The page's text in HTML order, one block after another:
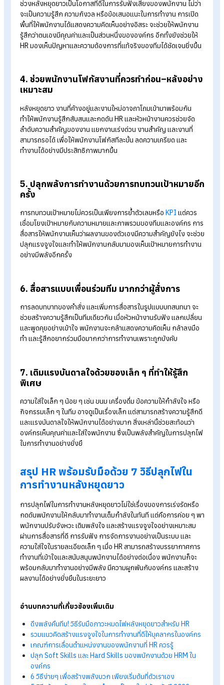
ภาระหนักทันที อาจทำให้รู้สึกตึงเครียดและหมดไฟได้ HR สามารถ
ปรับจังหวะด้วยกิจกรรมเบา ๆ เช่น กิจกรรมละลายพฤติกรรม กา
คุยสั้น ๆ ในทีม หรือกิจกรรมผ่อนคลายเล็กน้อย เพื่อช่วยให้พนักง
ค่อย ๆ รีเซ็ตอารมณ์และพลังงาน พร้อมกลับมาทำงานแบบพลังง
2. สร้างบรรยากาศการทำงานที่ดีด้วยการสื่อสาร
คำพูดและท่าทีของหัวหน้างานและ HR มีผลต่อความรู้สึกของพนัก
อย่างมาก การเลือกใช้การสื่อสารเชิงบวก ให้กำลังใจ และแสดงค
เข้าใจ จะช่วยลดความกดดันและสร้างความรู้สึกปลอดภัยในการ
ทำงาน เมื่อพนักงานรู้สึกดีตั้งแต่เริ่มต้นวันทำงาน ก็จะเปิดใจและ
3. เปิดพื้นที่ให้พนักงานแสดงความคิดเห็น
ช่วงหลังหยุดยาวเป็นโอกาสที่ดีในการรับฟังเสียงของพนักงาน ไม่
จะเป็นความรู้สึก ความกังวล หรือข้อเสนอแนะในการทำงาน การเ
พื้นที่ให้พนักงานได้แสดงความคิดเห็นอย่างอิสระ จะช่วยให้พนักงา
4. ช่วยพนักงานโฟกัสงานที่ควรทำก่อน–หลังอย่
เหมาะสม
หลังหยุดยาว งานที่ค้างอยู่และงานใหม่อาจถาโถมเข้ามาพร้อมกัน
ลำดับความสำคัญของงาน แยกงานเร่งด่วน งานสำคัญ และงานที่
สามารถรอได้ เพื่อให้พนักงานโฟกัสทีละขั้น ลดความเครียด และ
ทำงานได้อย่างมีประสิทธิภาพมากขึ้น
5. ปลุกพลังการทำงานด้วยการทบทวนเป้าหมา
ครั้ง
การทบทวนเป้าหมายไม่ควรเป็นเพียงการย้ำตัวเลขหรือ
เชื่อมโยงเป้าหมายกับความหมายและภาพรวมของทีมและองค์กร
สื่อสารให้พนักงานเห็นว่าผลงานของตัวเองมีความสำคัญยังไง จะ
ปลุกแรงจูงใจและทำให้พนักงานกลับมามองเห็นเป้าหมายการทำง
อย่างมีพลังอีกครั้ง
6. สื่อสารแบบเพื่อนร่วมทีม มากกว่าผู้สั่งการ
การลดบทบาทของคำสั่ง และเพิ่มการสื่อสารในรูปแบบบทสนทนา
ทำ และรู้สึกอยากร่วมมือมากกว่าการทำงานเพราะถูกบังคับ
7. เติมแรงบันดาลใจด้วยของเล็ก ๆ ที่ทำให้รู้สึก
พิเศษ
ความใส่ใจเล็ก ๆ น้อย ๆ เช่น ขนม เครื่องดื่ม ข้อความให้กำลังใจ ห